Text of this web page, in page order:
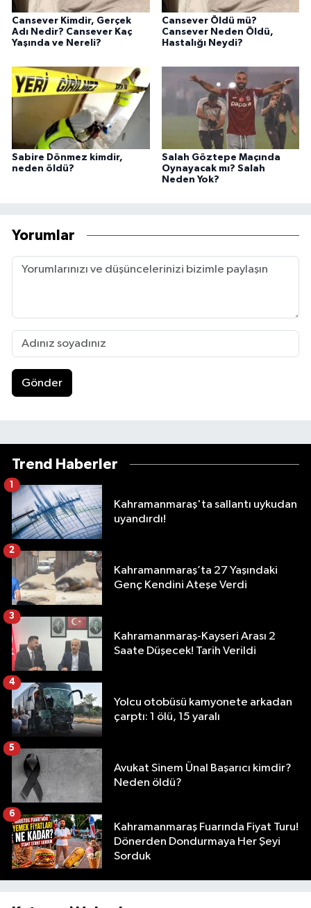
Cansever Kimdir, Gerçek
Adı Nedir? Cansever Kaç
Yaşında ve Nereli?
Cansever Öldü mü?
Cansever Neden Öldü,
Hastalığı Neydi?
Sabire Dönmez kimdir,
neden öldü?
Salah Göztepe Maçında
Oynayacak mı? Salah
Neden Yok?
Yorumlar
Gönder
Trend Haberler
Kahramanmaraş'ta sallantı uykudan
uyandırdı!
1
Kahramanmaraş’ta 27 Yaşındaki
Genç Kendini Ateşe Verdi
2
Kahramanmaraş-Kayseri Arası 2
Saate Düşecek! Tarih Verildi
3
Yolcu otobüsü kamyonete arkadan
çarptı: 1 ölü, 15 yaralı
4
Avukat Sinem Ünal Başarıcı kimdir?
Neden öldü?
5
Kahramanmaraş Fuarında Fiyat Turu!
Dönerden Dondurmaya Her Şeyi
Sorduk
6